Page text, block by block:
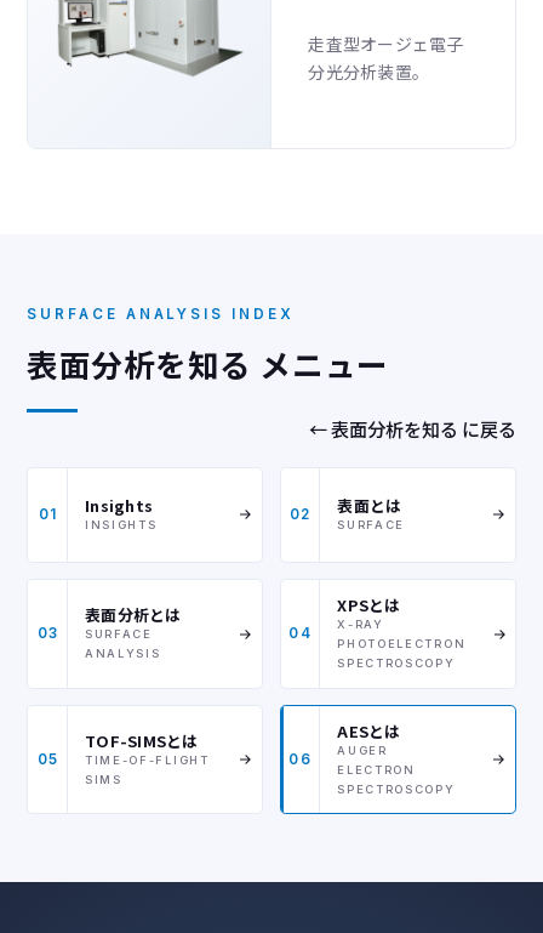
走査型オージェ電子
分光分析装置。
SURFACE ANALYSIS INDEX
表面分析を知る メニュー
← 表面分析を知る に戻る
01 Insights
INSIGHTS
02 表面とは
SURFACE
03
表面分析とは
SURFACE
ANALYSIS
04
XPSとは
X-RAY
PHOTOELECTRON
SPECTROSCOPY
05
TOF-SIMSとは
TIME-OF-FLIGHT
SIMS
06
AESとは
AUGER
ELECTRON
SPECTROSCOPY